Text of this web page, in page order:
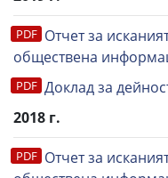
Отчет за
обществена
Доклад за
2018 г.
Отчет за